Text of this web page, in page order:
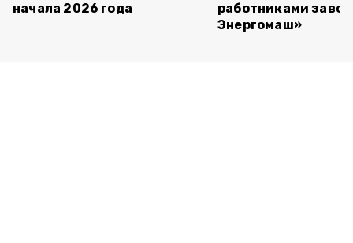
начала 2026 года
работниками
Энергомаш»